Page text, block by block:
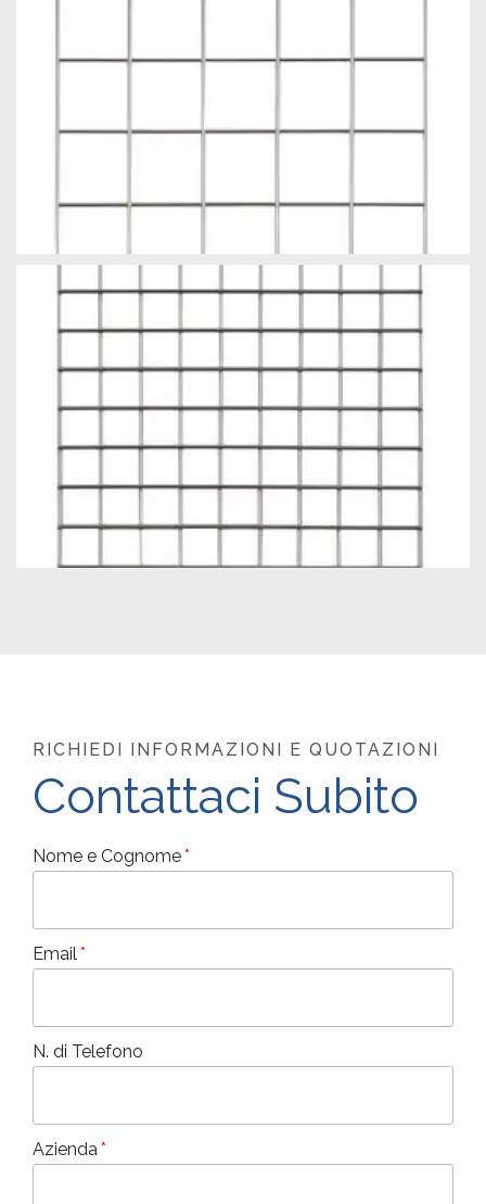
RICHIEDI INFORMAZIONI E QUOTAZIONI
Contattaci Subito
Nome e Cognome
Email
N. di Telefono
Azienda